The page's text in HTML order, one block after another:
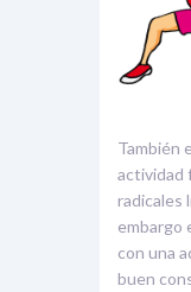
También
actividad
radicales
embargo
con una
buen